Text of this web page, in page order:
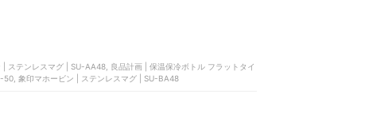
温保冷ボトル フラットタイ
象印マホービン | ステンレスマグ | SU-BA48